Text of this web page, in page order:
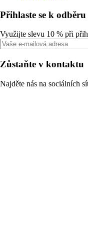
Přihlaste se k
Využijte slevu 10 % při
Zůstaňte v kontaktu
Najděte nás na sociálních